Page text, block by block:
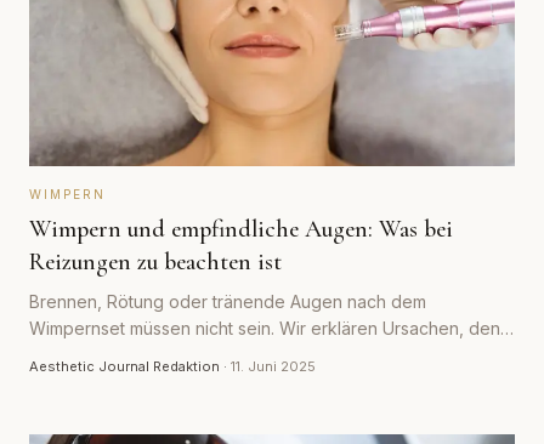
WIMPERN
Wimpern und empfindliche Augen: Was bei
Reizungen zu beachten ist
Brennen, Rötung oder tränende Augen nach dem
Wimpernset müssen nicht sein. Wir erklären Ursachen, den
Aesthetic Journal Redaktion · 11. Juni 2025